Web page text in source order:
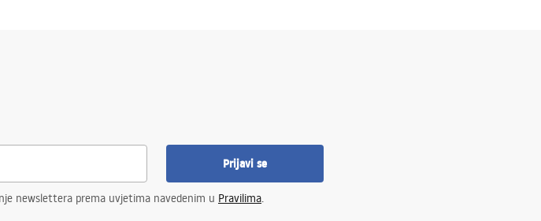
Prijavi se
newslettera prema uvjetima navedenim u Pravilima.